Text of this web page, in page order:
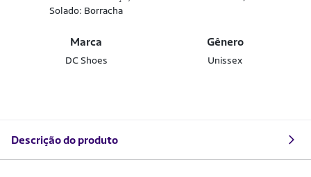
Solado: Borracha
Marca
DC Shoes
Gênero
Unissex
Descrição do produto